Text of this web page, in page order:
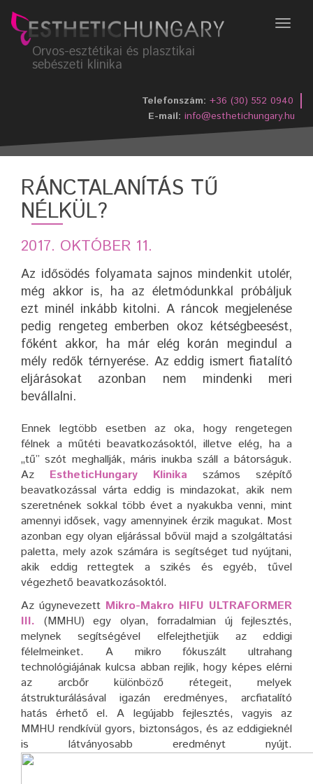
Menü
Orvos-esztétikai és plasztikai
sebészeti klinika
Telefonszám: +36 (30) 552 0940
E-mail: info@esthetichungary.hu
RÁNCTALANÍTÁS TŰ
NÉLKÜL?
2017. OKTÓBER 11.
Az idősödés folyamata sajnos mindenkit utolér,
még akkor is, ha az életmódunkkal próbáljuk
ezt minél inkább kitolni. A ráncok megjelenése
pedig rengeteg emberben okoz kétségbeesést,
főként akkor, ha már elég korán megindul a
mély redők térnyerése. Az eddig ismert fiatalító
eljárásokat azonban nem mindenki meri
bevállalni.
Ennek legtöbb esetben az oka, hogy rengetegen
félnek a műtéti beavatkozásoktól, illetve elég, ha a
„tű” szót meghallják, máris inukba száll a bátorságuk.
Az EstheticHungary Klinika számos szépítő
beavatkozással várta eddig is mindazokat, akik nem
szeretnének sokkal több évet a nyakukba venni, mint
amennyi idősek, vagy amennyinek érzik magukat. Most
azonban egy olyan eljárással bővül majd a szolgáltatási
paletta, mely azok számára is segítséget tud nyújtani,
akik eddig rettegtek a szikés és egyéb, tűvel
végezhető beavatkozásoktól.
Az úgynevezett Mikro-Makro HIFU ULTRAFORMER
III. (MMHU) egy olyan, forradalmian új fejlesztés,
melynek segítségével elfelejthetjük az eddigi
félelmeinket. A mikro fókuszált ultrahang
technológiájának kulcsa abban rejlik, hogy képes elérni
az arcbőr különböző rétegeit, melyek
átstrukturálásával igazán eredményes, arcfiatalító
hatás érhető el. A legújabb fejlesztés, vagyis az
MMHU rendkívül gyors, biztonságos, és az eddigieknél
is látványosabb eredményt nyújt.